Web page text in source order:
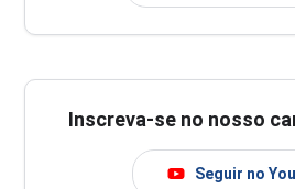
Inscreva-se no nosso
Seguir no